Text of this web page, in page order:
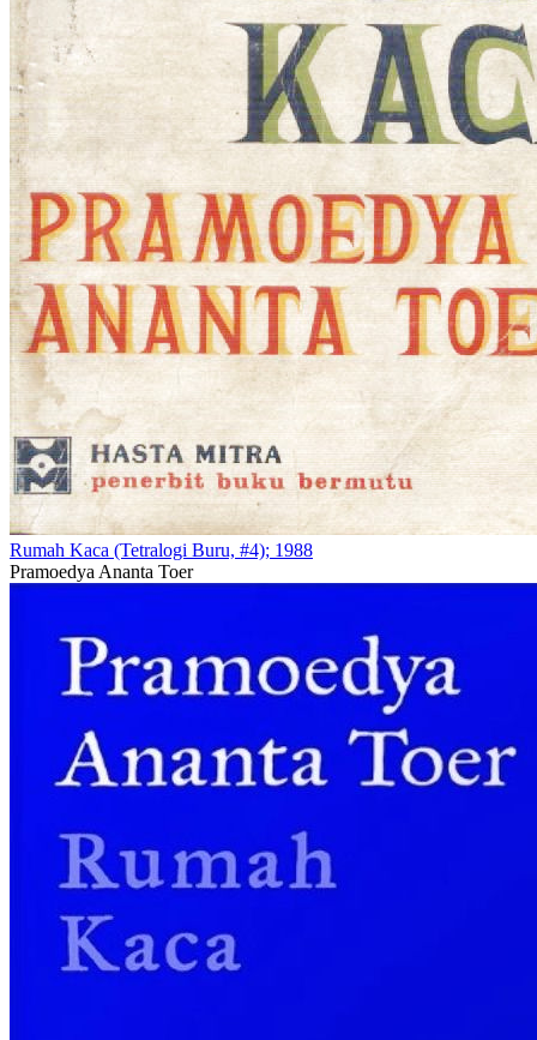
Rumah Kaca (Tetralogi Buru, #4); 1988
Pramoedya Ananta Toer